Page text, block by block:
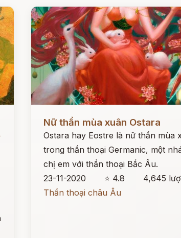
Nữ thần mùa xuân Ostara
Ostara hay Eostre là nữ thần mùa
trong thần thoại Germanic, một
chị em với thần thoại Bắc Âu.
23-11-2020
⭐ 4.8
4,645
Thần thoại châu Âu